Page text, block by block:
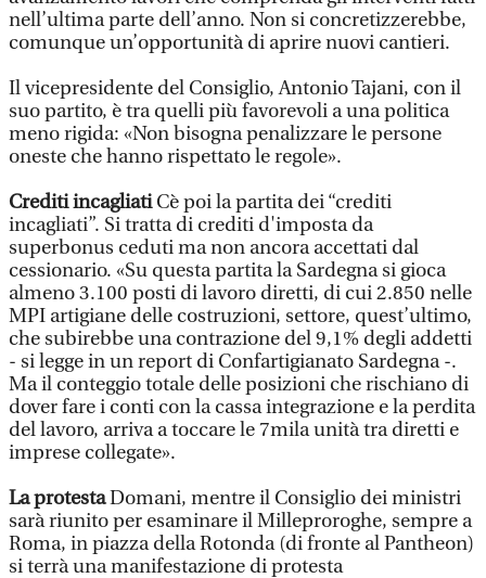
nell’ultima parte dell’anno. Non si concretizzerebbe,
comunque un’opportunità di aprire nuovi cantieri.
Il vicepresidente del Consiglio, Antonio Tajani, con il
suo partito, è tra quelli più favorevoli a una politica
meno rigida: «Non bisogna penalizzare le persone
oneste che hanno rispettato le regole».
Crediti incagliatiCè poi la partita dei “crediti
incagliati”. Si tratta di crediti d'imposta da
superbonus ceduti ma non ancora accettati dal
cessionario. «Su questa partita la Sardegna si gioca
almeno 3.100 posti di lavoro diretti, di cui 2.850 nelle
MPI artigiane delle costruzioni, settore, quest’ultimo,
che subirebbe una contrazione del 9,1% degli addetti
- si legge in un report di Confartigianato Sardegna -.
Ma il conteggio totale delle posizioni che rischiano di
dover fare i conti con la cassa integrazione e la perdita
del lavoro, arriva a toccare le 7mila unità tra diretti e
imprese collegate».
La protestaDomani, mentre il Consiglio dei ministri
sarà riunito per esaminare il Milleproroghe, sempre a
Roma, in piazza della Rotonda (di fronte al Pantheon)
si terrà una manifestazione di protesta